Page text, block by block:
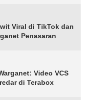
Viral di TikTok dan
Penasaran
Video VCS
di Terabox